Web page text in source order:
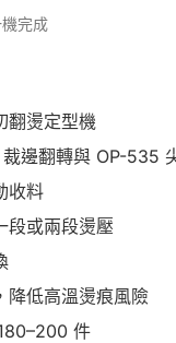
完成
翻燙定型機
邊翻轉與 OP-535
收料
段或兩段燙壓
降低高溫燙痕風險
件